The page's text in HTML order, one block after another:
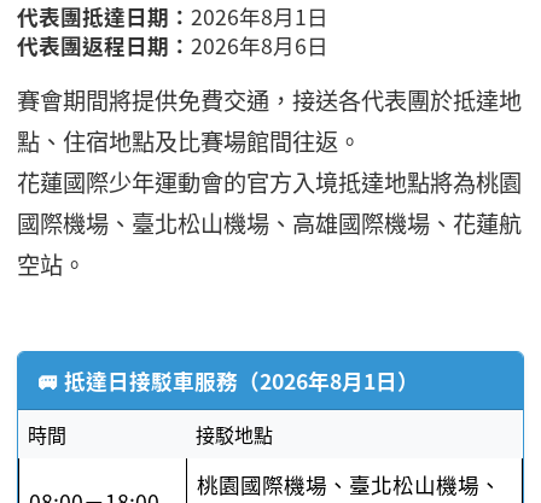
代表團抵達日期：2026年8月1日
代表團返程日期：2026年8月6日
賽會期間將提供免費交通，接送各代表團於抵達地
點、住宿地點及比賽場館間往返。
花蓮國際少年運動會的官方入境抵達地點將為桃園
國際機場、臺北松山機場、高雄國際機場、花蓮航
空站。
🚐 抵達日接駁車服務（2026年8月1日）
時間 接駁地點
桃園國際機場、臺北松山機場、